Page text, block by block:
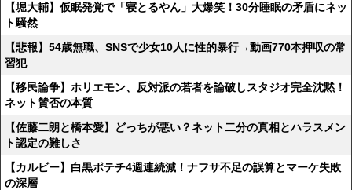
【堀大輔】仮眠発覚で「寝とるやん」大爆笑！30分睡眠の矛盾にネッ
ト騒然
【悲報】54歳無職、SNSで少女10人に性的暴行→動画770本押収の常
習犯
【移民論争】ホリエモン、反対派の若者を論破しスタジオ完全沈黙！
ネット賛否の本質
【佐藤二朗と橋本愛】どっちが悪い？ネット二分の真相とハラスメン
ト認定の難しさ
【カルビー】白黒ポテチ4週連続減！ナフサ不足の誤算とマーケ失敗
の深層